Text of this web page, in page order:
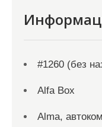
#1260 (без
Alfa Box
Alma,